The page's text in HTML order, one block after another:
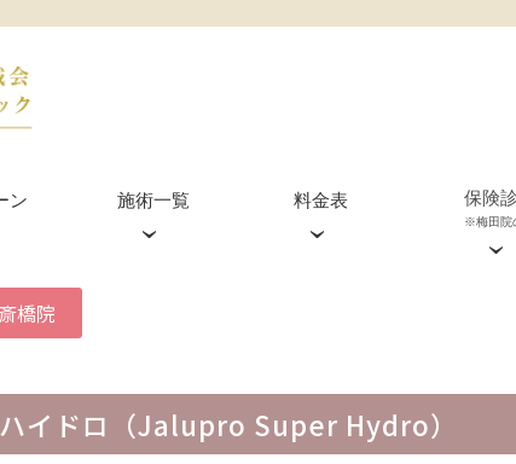
ン 施術一覧
ピコレーザー
料金表 保険
※梅田院
橋院
イドロ（Jalupro Super Hydro）